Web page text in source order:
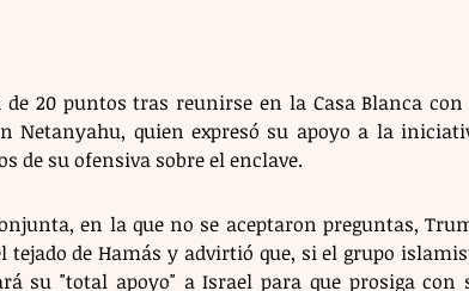
20 puntos tras reunirse en la Casa Blanca con
Netanyahu, quien expresó su apoyo a la
de su ofensiva sobre el enclave.
en la que no se aceptaron preguntas,
tejado de Hamás y advirtió que, si el grupo
su "total apoyo" a Israel para que prosiga con